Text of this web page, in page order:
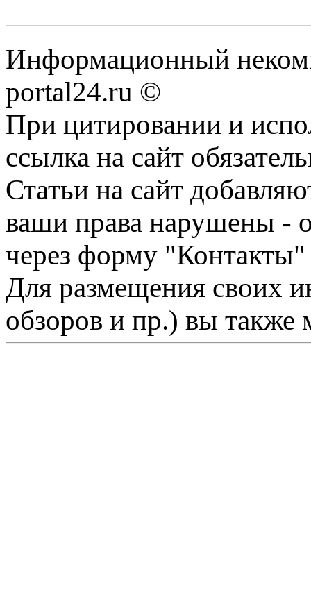
Информационный
portal24.ru ©
При цитировании и
ссылка на сайт
Статьи на сайт
ваши права нарушены -
через форму "Контакты"
Для размещения своих
обзоров и пр.) вы также